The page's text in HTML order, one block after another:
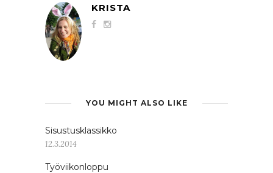
KRISTA
YOU MIGHT ALSO LIKE
Sisustusklassikko
12.3.2014
Työviikonloppu